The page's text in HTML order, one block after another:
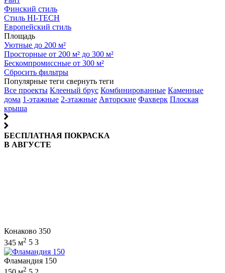
Финский стиль
Стиль HI-TECH
Европейский стиль
Площадь
Уютные до 200 м²
Просторные от 200 м² до 300 м²
Бескомпромиссные от 300 м²
Сбросить фильтры
Популярные теги свернуть теги
Все проекты Клееный брус Комбинированные Каменные
дома 1-этажные 2-этажные Авторские Фахверк Плоская
крыша
БЕСПЛАТНАЯ ПОКРАСКА
В АВГУСТЕ
Конаково 350
345 м2 5 3
Фламандия 150
2